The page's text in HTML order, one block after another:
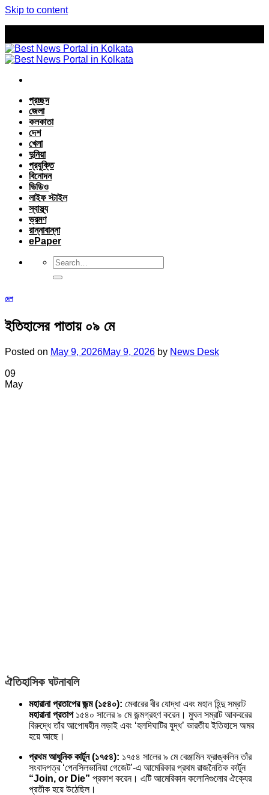
Skip to content
প্রচ্ছদ
জেলা
কলকাতা
দেশ
খেলা
দুনিয়া
প্রযুক্তি
বিনোদন
ভিডিও
লাইফ স্টাইল
স্বাস্থ্য
ভ্রমণ
রান্নাবান্না
ePaper
দেশ
ইতিহাসের পাতায় ০৯ মে
Posted on May 9, 2026May 9, 2026 by News Desk
09
May
ঐতিহাসিক ঘটনাবলি
মহারানা প্রতাপের জন্ম (১৫৪০): মেবারের বীর যোদ্ধা এবং মহান হিন্দু সম্রাট
মহারানা প্রতাপ১৫৪০ সালের ৯ মে জন্মগ্রহণ করেন। মুঘল সম্রাট আকবরের
বিরুদ্ধে তাঁর আপোষহীন লড়াই এবং ‘হলদিঘাটির যুদ্ধ’ ভারতীয় ইতিহাসে অমর
হয়ে আছে।
প্রথম আধুনিক কার্টুন (১৭৫৪): ১৭৫৪ সালের ৯ মে বেঞ্জামিন ফ্রাঙ্কলিন তাঁর
সংবাদপত্র ‘পেনসিলভানিয়া গেজেট’-এ আমেরিকার প্রথম রাজনৈতিক কার্টুন
“Join, or Die” প্রকাশ করেন। এটি আমেরিকান কলোনিগুলোর ঐক্যের
প্রতীক হয়ে উঠেছিল।